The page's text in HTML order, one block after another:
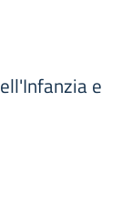
e